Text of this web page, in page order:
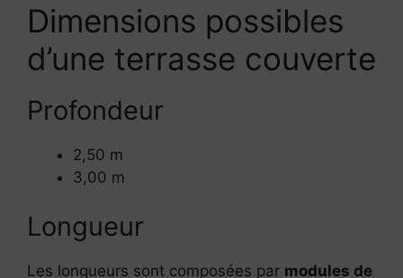
Dimensions possibles
d’une terrasse couverte
Profondeur
2,50 m
3,00 m
Longueur
Les longueurs sont composées par modules de